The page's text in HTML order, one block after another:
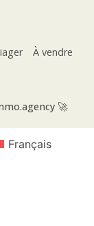
À vendre
🚀
Français